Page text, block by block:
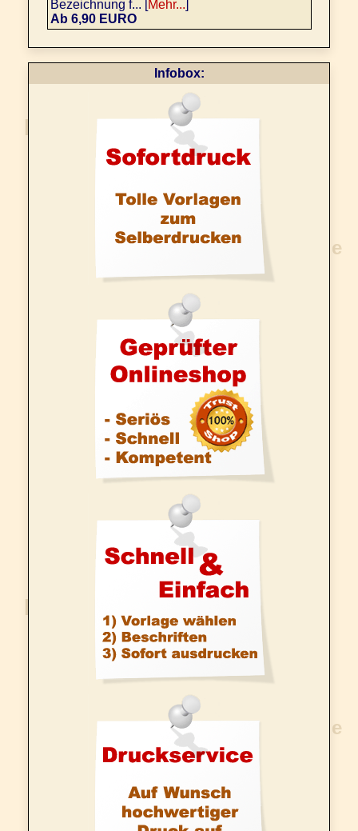
Bezeichnung f... [Mehr...]
Ab 6,90 EURO
Infobox: